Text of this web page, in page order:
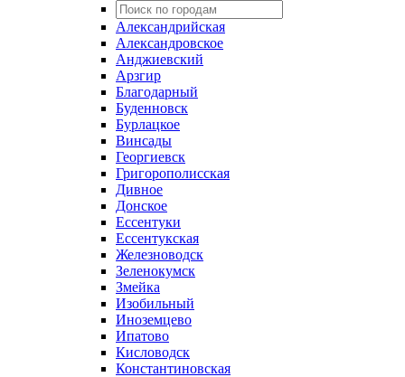
Александрийская
Александровское
Анджиевский
Арзгир
Благодарный
Буденновск
Бурлацкое
Винсады
Георгиевск
Григорополисская
Дивное
Донское
Ессентуки
Ессентукская
Железноводск
Зеленокумск
Змейка
Изобильный
Иноземцево
Ипатово
Кисловодск
Константиновская